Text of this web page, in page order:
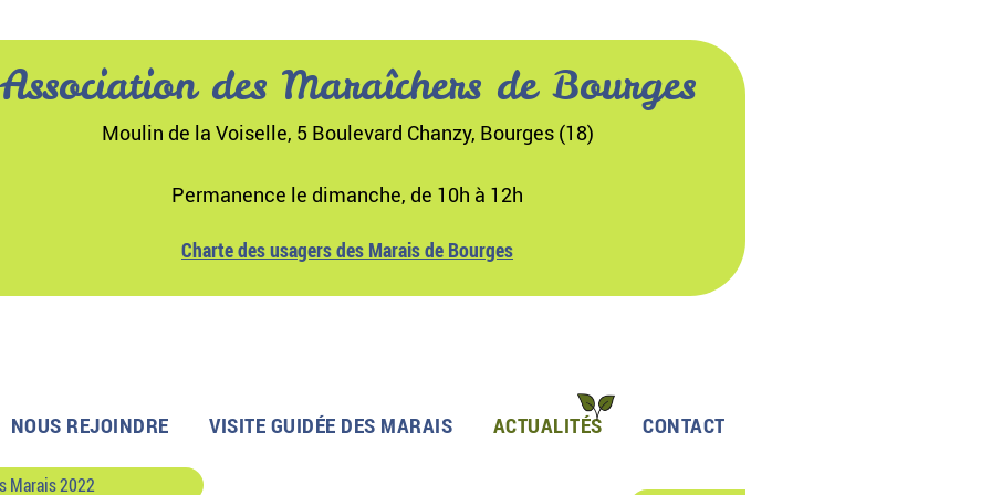
Association des Maraîchers de Bourges
Moulin de la Voiselle, 5 Boulevard Chanzy, Bourges (18)
Permanence le dimanche, de 10h à 12h
Charte des usagers des Marais de Bourges
NOUS REJOINDRE VISITE GUIDÉE DES MARAIS ACTUALITÉS CONTACT
Marais 2022